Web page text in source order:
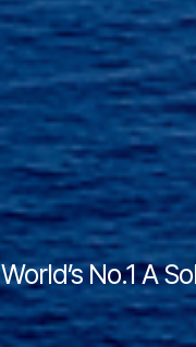
Differentiated
World’s No.1 A
Differentiated